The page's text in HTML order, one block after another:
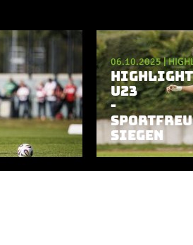
06.10.2025|
U23
-
SIEGEN